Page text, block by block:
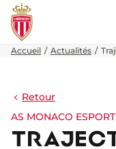
Accueil Actualités
Retour
AS MONACO